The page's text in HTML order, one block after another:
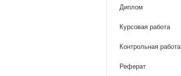
Диплом
Курсовая работа
Контрольная работа
Реферат